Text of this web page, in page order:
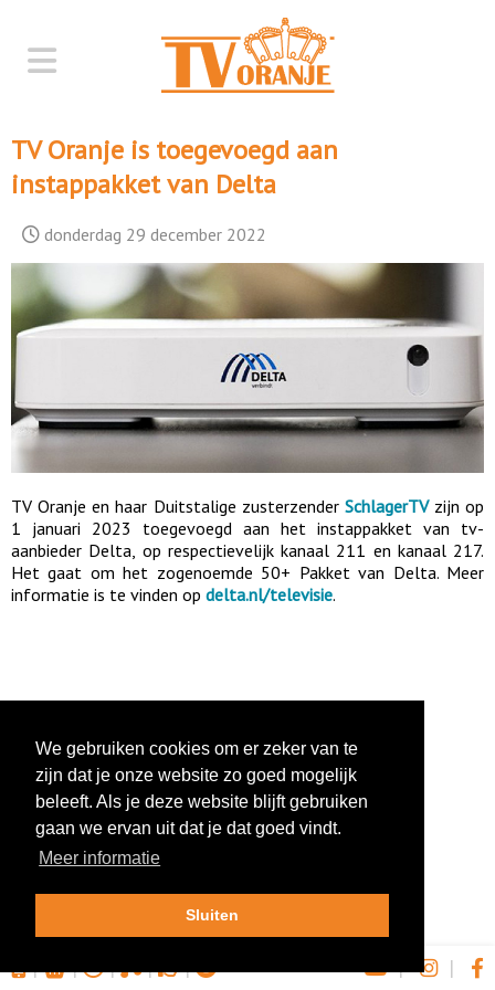
TV Oranje is toegevoegd aan
instappakket van Delta
donderdag 29 december 2022
TV Oranje en haar Duitstalige zusterzender SchlagerTVzijn op
1 januari 2023 toegevoegd aan het instappakket van tv-
aanbieder Delta, op respectievelijk kanaal 211 en kanaal 217.
Het gaat om het zogenoemde 50+ Pakket van Delta. Meer
informatie is te vinden op delta.nl/televisie.
| | | | | | |
We gebruiken cookies om er zeker van te
zijn dat je onze website zo goed mogelijk
beleeft. Als je deze website blijft gebruiken
gaan we ervan uit dat je dat goed vindt.
Meer informatie
Sluiten